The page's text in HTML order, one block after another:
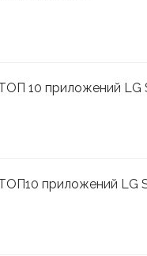
10 приложений LG
приложений LG